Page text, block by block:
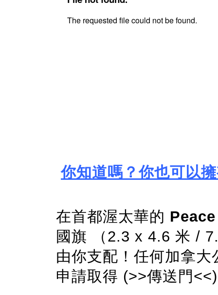
你知道嗎？你也可以
在首都渥太華的
國旗 （2.3 x 4.6 米 /
由你支配！任何加拿
申請取得 (>>傳送門<<)